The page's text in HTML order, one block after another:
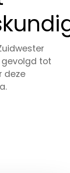
tot
deze